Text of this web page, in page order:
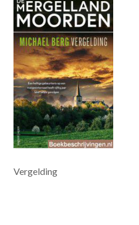
Vergelding